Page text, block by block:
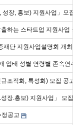
장, 홍보) 지원사업」모집
하는 스타트업 지원사업 공고
재단 지원사업설명회 개최
업태 성별 연령별 존속연수
조직화, 특성화) 모집 공고
장.홍보) 지원사업」 모집 공
공고